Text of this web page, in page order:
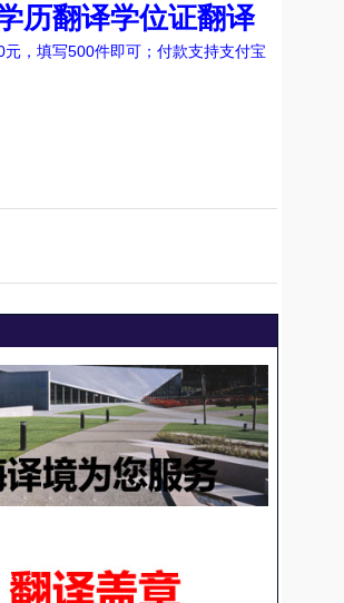
历翻译学位证翻译
，填写500件即可；付款支持支付宝